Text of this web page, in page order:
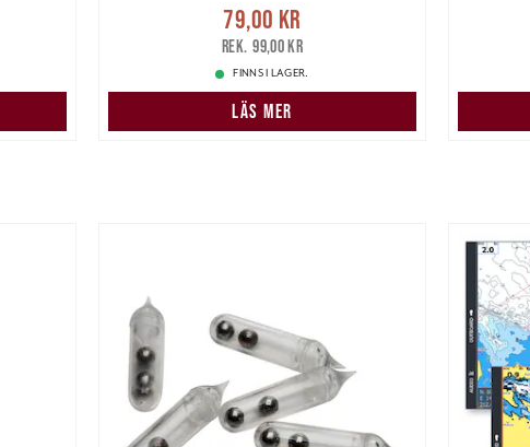
Nuvarande pris :79,00 kr
pris:99,00 kr
79,00 kr
99,00 kr
FINNS I LAGER.
LÄS MER